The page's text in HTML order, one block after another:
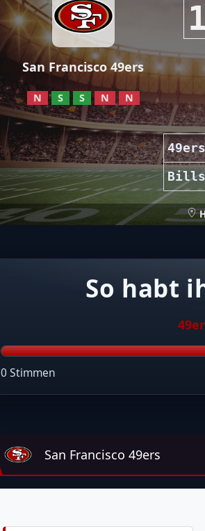
San Francisco 49ers
N S S N N
So habt
0 Stimmen
San Francisco 49ers